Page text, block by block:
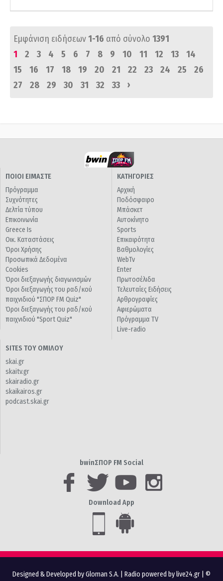
Εμφάνιση ειδήσεων1-16 από σύνολο 1391
1
2 3 4 5 6 7 8 9 10 11 12 13
14
15
16 17 18 19 20 21 22 23 24 25
26
27
28 29 30 31 32 33 ›
ΠΟΙΟΙ ΕΙΜΑΣΤΕ
Πρόγραμμα
Συχνότητες
Δελτία τύπου
Επικοινωνία
Greece Is
Οικ. Καταστάσεις
Όροι Χρήσης
Προσωπικά Δεδομένα
Cookies
Όροι διεξαγωγής διαγωνισμών
Όροι διεξαγωγής του ραδ/κού
παιχνιδιού "ΣΠΟΡ FM Quiz"
Όροι διεξαγωγής του ραδ/κού
παιχνιδιού "Sport Quiz"
ΚΑΤΗΓΟΡΙΕΣ
Αρχική
Ποδόσφαιρο
Μπάσκετ
Αυτοκίνητο
Sports
Επικαιρότητα
Βαθμολογίες
WebTv
Enter
Πρωτοσέλιδα
Τελευταίες Ειδήσεις
Αρθρογραφίες
Αφιερώματα
Πρόγραμμα TV
Live-radio
SITES ΤΟΥ ΟΜΙΛΟΥ
skai.gr
skaitv.gr
skairadio.gr
skaikairos.gr
podcast.skai.gr
bwinΣΠΟΡ FM Social
Download App
Designed & Developed by Gloman S.A. Radio powered by live24.gr | ©